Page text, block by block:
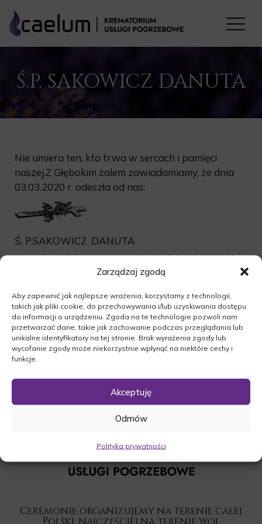
Zarządzaj zgodą
Aby zapewnić jak najlepsze wrażenia, korzystamy z technologii,
takich jak pliki cookie, do przechowywania i/lub uzyskiwania dostępu
do informacji o urządzeniu. Zgoda na te technologie pozwoli nam
przetwarzać dane, takie jak zachowanie podczas przeglądania lub
unikalne identyfikatory na tej stronie. Brak wyrażenia zgody lub
wycofanie zgody może niekorzystnie wpłynąć na niektóre cechy i
funkcje.
Akceptuję
Odmów
Polityka prywatności
Ś.P. SAKOWICZ DANUTA
Nie umiera ten, kto trwa w sercach i pamięci
naszej.Z Głębokim żalem zawiadamiamy, że dnia
03.03.2020 r. odeszła od nas:
Ś. P.SAKOWICZ DANUTA
Msza św.żałobna rozpocznie się dnia 06.03.2020 r.
o godz.13:00 w kościele Wniebowzięcia NMP w
pogrzebowa na cmentarzu parafialnym w Klenicy.
O czym zawiadamia pogrążona w smutku
Rodzina.
Ceremonie organizujemy na terenie całej